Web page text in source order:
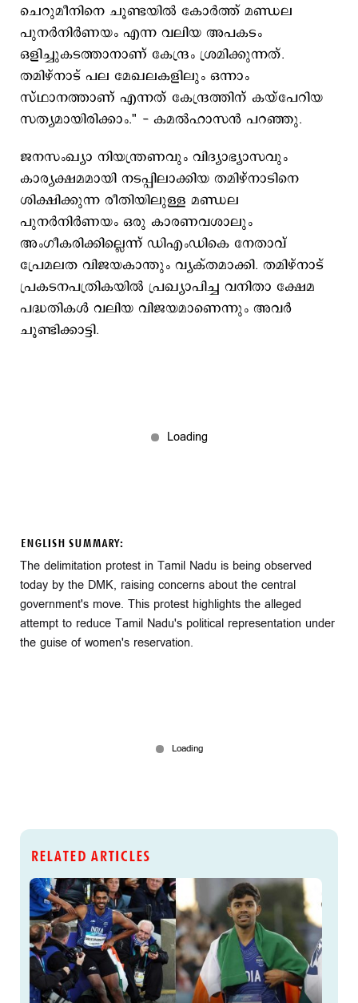
ചെറുമീനിനെ ചൂണ്ടയിൽ കോർത്ത് മണ്ഡല
പുനർനിർണയം എന്ന വലിയ അപകടം
ഒളിച്ചുകടത്താനാണ് കേന്ദ്രം ശ്രമിക്കുന്നത്.
തമിഴ്‌നാട് പല മേഖലകളിലും ഒന്നാം
സ്ഥാനത്താണ് എന്നത് കേന്ദ്രത്തിന് കയ്പേറിയ
സത്യമായിരിക്കാം." - കമൽഹാസൻ പറഞ്ഞു.
ജനസംഖ്യാ നിയന്ത്രണവും വിദ്യാഭ്യാസവും
കാര്യക്ഷമമായി നടപ്പിലാക്കിയ തമിഴ്‌നാടിനെ
ശിക്ഷിക്കുന്ന രീതിയിലുള്ള മണ്ഡല
പുനർനിർണയം ഒരു കാരണവശാലും
അംഗീകരിക്കില്ലെന്ന് ഡിഎംഡികെ നേതാവ്
പ്രേമലത വിജയകാന്തും വ്യക്തമാക്കി. തമിഴ്‌നാട്
പ്രകടനപത്രികയിൽ പ്രഖ്യാപിച്ച വനിതാ ക്ഷേമ
പദ്ധതികൾ വലിയ വിജയമാണെന്നും അവർ
ചൂണ്ടിക്കാട്ടി.
ENGLISH SUMMARY:
The delimitation protest in Tamil Nadu is being observed
today by the DMK, raising concerns about the central
government's move. This protest highlights the alleged
attempt to reduce Tamil Nadu's political representation under
the guise of women's reservation.
RELATED ARTICLES